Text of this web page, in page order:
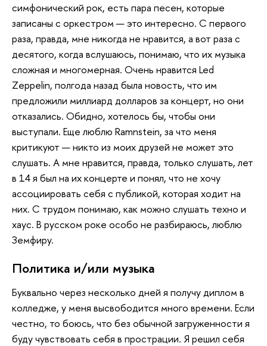
симфонический рок, есть пара песен, которые
записаны с оркестром — это интересно. С первого
раза, правда, мне никогда не нравится, а вот раза с
десятого, когда вслушаюсь, понимаю, что их музыка
сложная и многомерная. Очень нравится Led
Zeppelin, полгода назад была новость, что им
предложили миллиард долларов за концерт, но они
отказались. Обидно, хотелось бы, чтобы они
выступали. Еще люблю Ramnstein, за что меня
критикуют — никто из моих друзей не может это
слушать. А мне нравится, правда, только слушать, лет
в 14 я был на их концерте и понял, что не хочу
ассоциировать себя с публикой, которая ходит на
них. С трудом понимаю, как можно слушать техно и
хаус. В русском роке особо не разбираюсь, люблю
Земфиру.
Политика и/или музыка
Буквально через несколько дней я получу диплом в
колледже, у меня высвободится много времени. Если
честно, то боюсь, что без обычной загруженности я
буду чувствовать себя в прострации. Я решил себя